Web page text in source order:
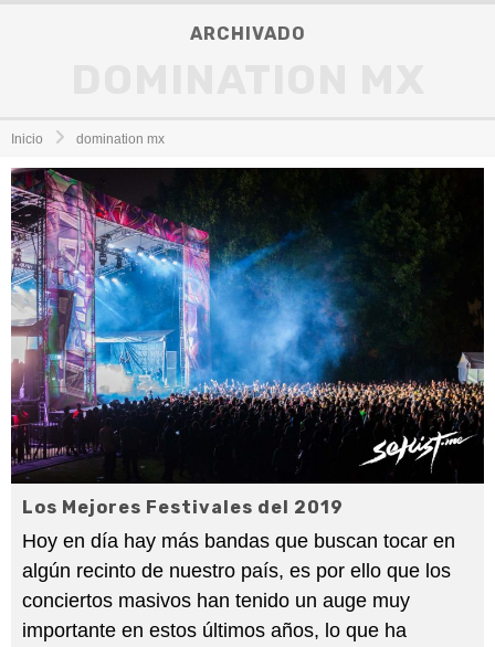
ARCHIVADO
Inicio domination mx
Los Mejores Festivales del 2019
Hoy en día hay más bandas que buscan tocar en
algún recinto de nuestro país, es por ello que los
conciertos masivos han tenido un auge muy
importante en estos últimos años, lo que ha